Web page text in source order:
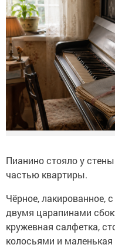
Пианино стояло у
частью квартиры.
Чёрное, лакированное,
двумя царапинами
кружевная салфетка,
колосьями и